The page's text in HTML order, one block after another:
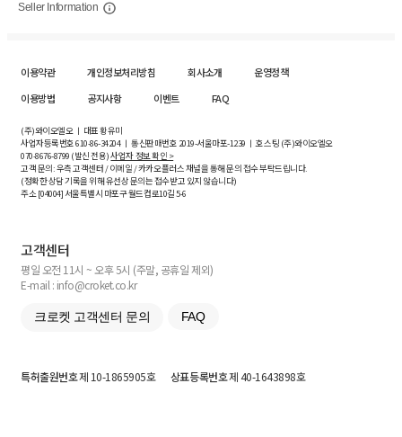
Seller Information
이용약관 개인정보처리방침 회사소개
운영정책
이용방법
공지사항 이벤트 FAQ
(주)와이오엘오 ㅣ 대표 황유미
사업자등록번호610-86-34204ㅣ 통신판매번호 2019-서울마포-1239 ㅣ 호스팅 (주)와이오엘오
070-8676-8799 (발신 전용)사업자 정보 확인 >
고객 문의: 우측 고객센터 / 이메일 / 카카오플러스 채널을 통해 문의 접수 부탁드립니다.
(정확한 상담 기록을 위해 유선상 문의는 접수받고 있지 않습니다)
주소 [04004] 서울특별시 마포구 월드컵로10길5-6
고객센터
평일 오전 11시 ~ 오후 5시 (주말, 공휴일 제외)
E-mail : info@croket.co.kr
크로켓 고객센터 문의 FAQ
특허출원번호제 10-1865905호 상표등록번호제 40-1643898호